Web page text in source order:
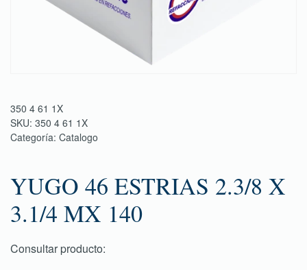
350 4 61 1X
SKU: 350 4 61 1X
Categoría: Catalogo
YUGO 46 ESTRIAS 2.3/8 X
3.1/4 MX 140
Consultar producto: